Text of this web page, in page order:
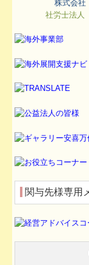
株式会社
社労士法人
関与先様専用